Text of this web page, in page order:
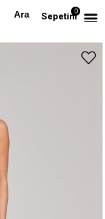
Sepetim0
Tulum